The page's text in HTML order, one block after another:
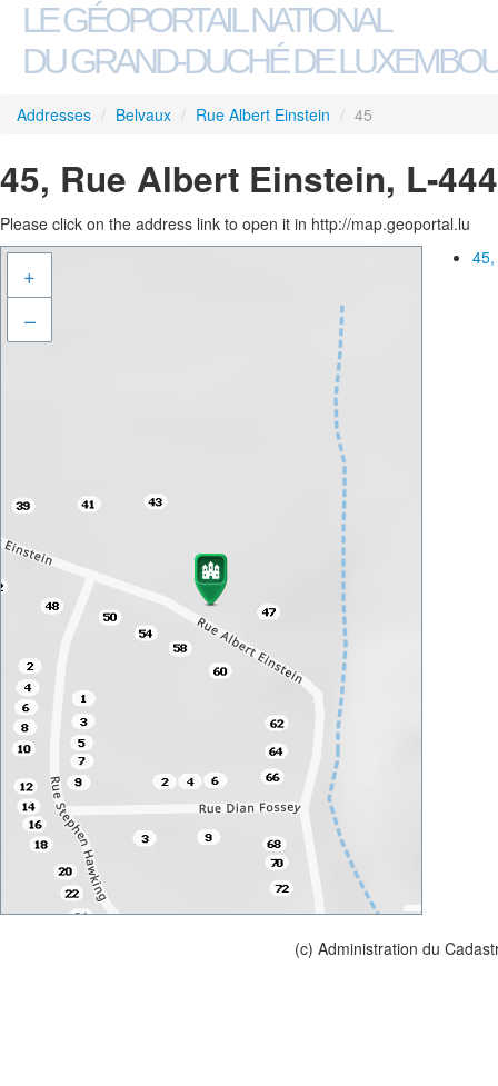
LE GÉOPORTAIL NATIONAL
DU GRAND-DUCHÉ DE
Addresses / Belvaux / Rue Albert Einstein / 45
45, Rue Albert Einstein, L-
Please click on the address link to open it in http://map.geoportal.lu
+
–
(c) Administration du